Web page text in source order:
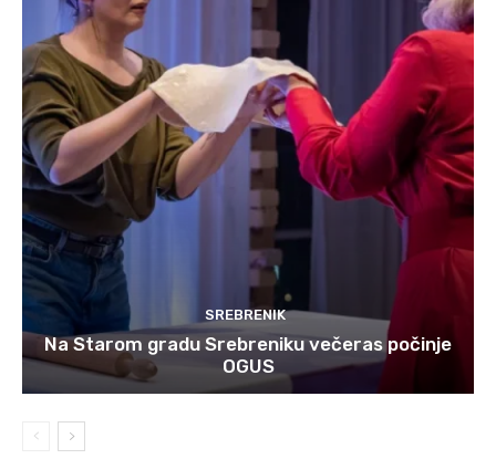
SREBRENIK
Na Starom gradu Srebreniku večeras počinje
OGUS